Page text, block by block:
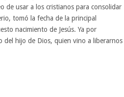
de usar a los cristianos para consolidar
tomó la fecha de la principal
nacimiento de Jesús. Ya por
del hijo de Dios, quien vino a liberarnos